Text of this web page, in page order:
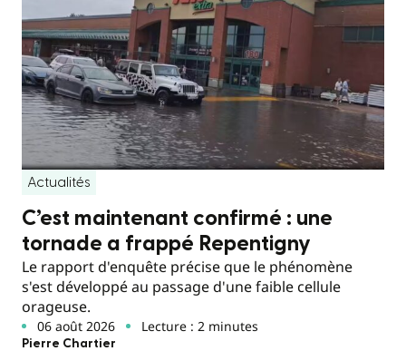
Actualités
C’est maintenant confirmé : une
tornade a frappé Repentigny
Le rapport d'enquête précise que le phénomène
s'est développé au passage d'une faible cellule
orageuse.
06 août 2026 Lecture : 2 minutes
Pierre Chartier